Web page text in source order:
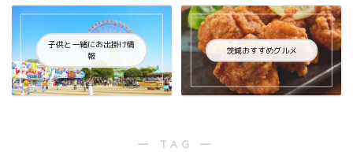
子供と一緒にお出掛け情
報
茨城おすすめグルメ
― TAG ―